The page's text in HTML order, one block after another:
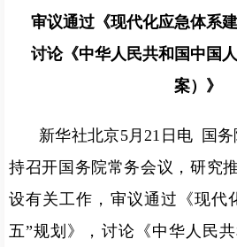
审议通过《现代化应急体系
讨论《中华人民共和国中国
案）》
新华社北京5月21日电 国
持召开国务院常务会议，研究
设有关工作，审议通过《现代
五”规划》，讨论《中华人民